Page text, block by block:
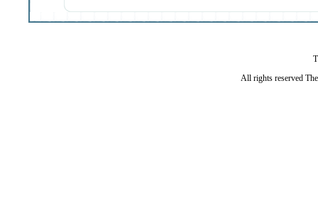
All rights reserved